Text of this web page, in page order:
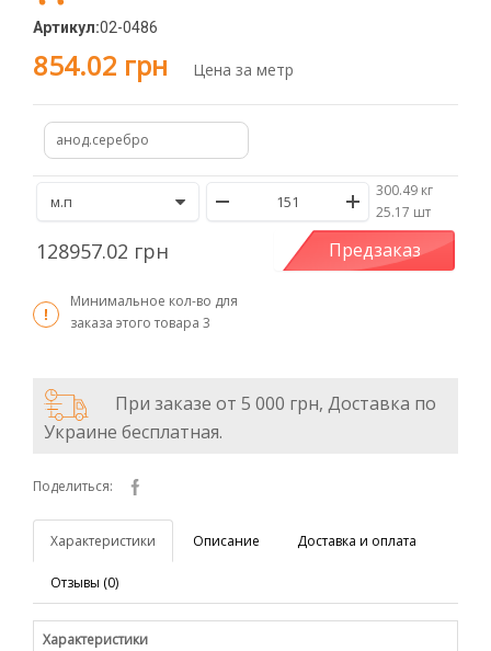
Артикул:02-0486
854.02 грн Цена за метр
анод.серебро
300.49 кг
/25.17 шт
128957.02 грн Предзаказ
Минимальное кол-во для
заказа этого товара 3
При заказе от 5 000 грн, Доставка по
Украине бесплатная.
Поделиться:
Характеристики Описание Доставка и оплата
Отзывы (0)
Характеристики